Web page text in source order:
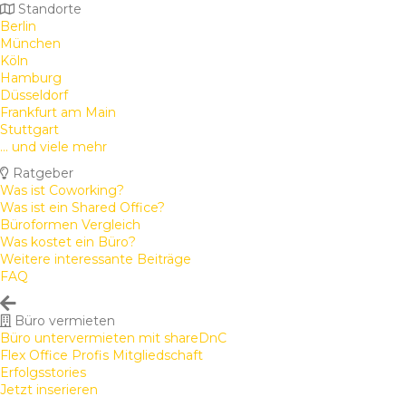
Standorte
Berlin
München
Köln
Hamburg
Düsseldorf
Frankfurt am Main
Stuttgart
... und viele mehr
Ratgeber
Was ist Coworking?
Was ist ein Shared Office?
Büroformen Vergleich
Was kostet ein Büro?
Weitere interessante Beiträge
FAQ
Büro vermieten
Büro untervermieten mit shareDnC
Flex Office Profis Mitgliedschaft
Erfolgsstories
Jetzt inserieren